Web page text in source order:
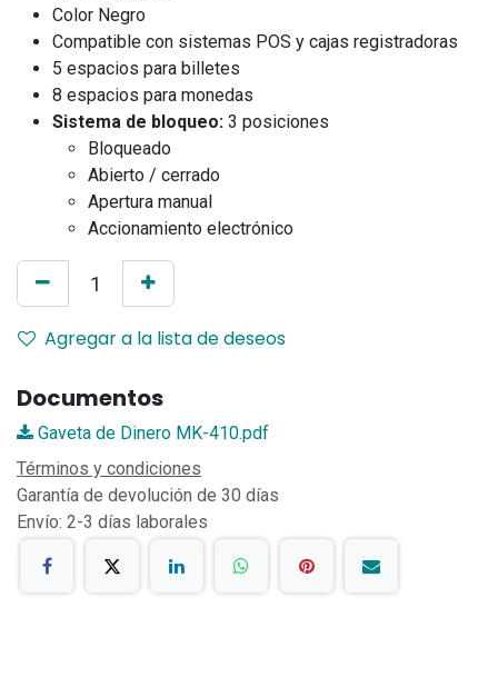
Color Negro
Compatible con sistemas POS y cajas registradoras
5 espacios para billetes
8 espacios para monedas
Sistema de bloqueo: 3 posiciones
Bloqueado
Abierto / cerrado
Apertura manual
Accionamiento electrónico
Agregar a la lista de deseos
Documentos
Gaveta de Dinero MK-410.pdf
Términos y condiciones
Garantía de devolución de 30 días
Envío: 2-3 días laborales